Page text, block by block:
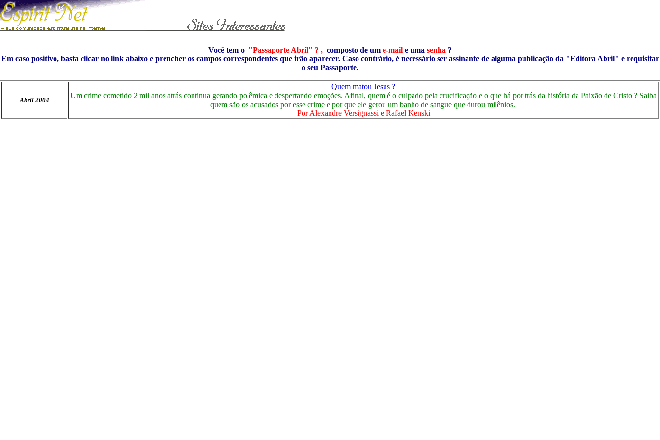
Você tem o "Passaporte Abril" ? , composto de um e-mail e uma senha ?
Em caso positivo, basta clicar no link abaixo e prencher os campos correspondentes que irão aparecer. Caso contrário, é necessário ser assinante de alguma publicação da "Editora Abril" e requisitar
o seu Passaporte.
Abril 2004
Quem matou Jesus ?
Um crime cometido 2 mil anos atrás continua gerando polêmica e despertando emoções. Afinal, quem é o culpado pela crucificação e o que há por trás da história da Paixão de Cristo ? Saiba
quem são os acusados por esse crime e por que ele gerou um banho de sangue que durou milênios.
PorAlexandre Versignassi e Rafael Kenski